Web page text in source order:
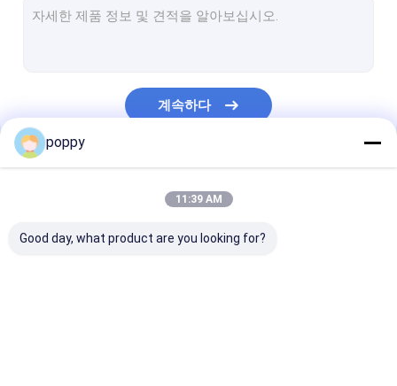
위조된 파이프 피팅
스테인레스 강은 완벽한 파이프
계속하다
poppy
11:39 AM
Good day, what product are you looking for?